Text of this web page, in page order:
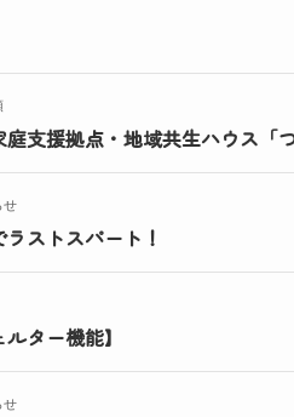
庭支援拠点・地域共生ハウス「
せ
ストスパート！
ター機能】
せ